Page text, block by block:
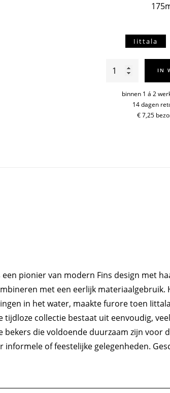
Iittala
Aino
bord
175mm
IN
binnen 1 á 2
14 dagen
€ 7,25
pionier van modern Fins design met
met een eerlijk materiaalgebruik.
in het water, maakte furore toen
tijdloze collectie bestaat uit eenvoudig,
bekers die voldoende duurzaam zijn voor
of feestelijke gelegenheden.